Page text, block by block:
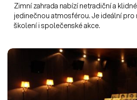
Zimní zahrada nabízí netradiční a
jedinečnou atmosférou. Je ideální pro
školení i společenské akce.